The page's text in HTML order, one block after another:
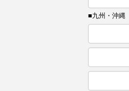
■九州・沖縄